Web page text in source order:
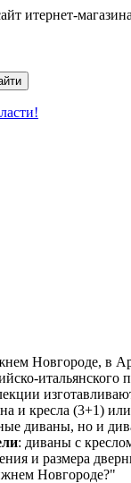
итернет-
Новгороде, в
и кресла (3+1)
диваны, но и
: диваны с
и размера
Новгороде?"